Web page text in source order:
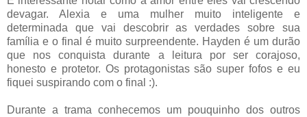
devagar. Alexia e uma mulher muito inteligente e
determinada que vai descobrir as verdades sobre sua
família e o final é muito surpreendente. Hayden é um durão
que nos conquista durante a leitura por ser corajoso,
honesto e protetor. Os protagonistas são super fofos e eu
fiquei suspirando com o final :).
Durante a trama conhecemos um pouquinho dos outros